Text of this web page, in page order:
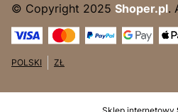
© Copyright 2025 Shoper.pl.
POLSKI ZŁ